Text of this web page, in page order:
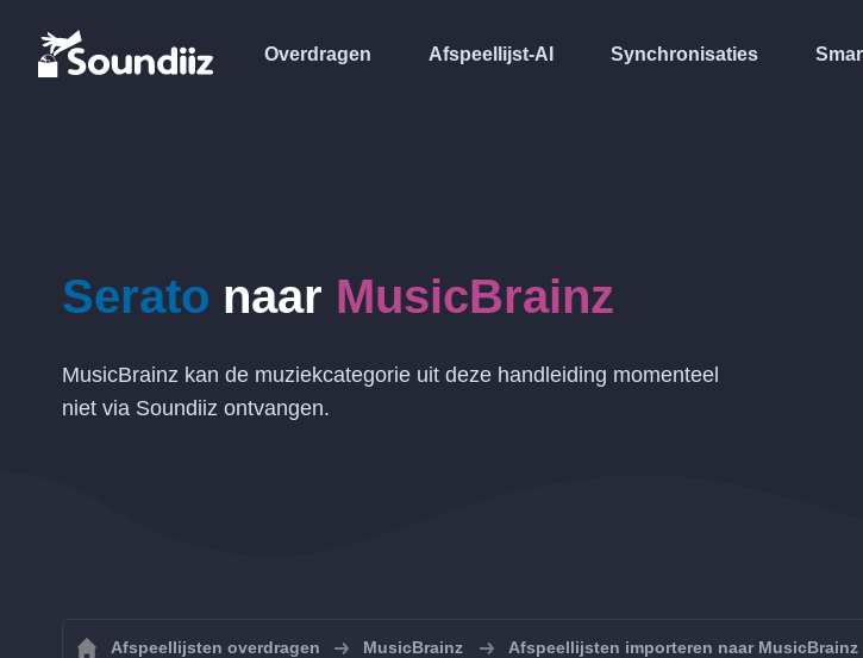
Overdragen Afspeellijst-AI Synchronisaties
Serato naar MusicBrainz
MusicBrainz kan de muziekcategorie uit deze handleiding momenteel
niet via Soundiiz ontvangen.
Afspeellijsten overdragen MusicBrainz Afspeellijsten importeren naar MusicBrainz